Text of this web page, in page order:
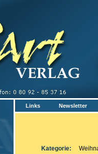
Links Newsletter
Kategorie: